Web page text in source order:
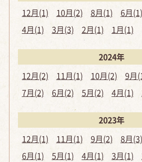
12月(1)
10月(2) 8月(1) 6月(1)
4月(1)
3月(3) 2月(1) 1月(1)
2024年
12月(2)
11月(1) 10月(2) 9月
7月(2)
6月(2) 5月(2) 4月(1)
2023年
12月(1)
11月(1) 9月(2) 8月(3)
6月(1)
5月(1) 4月(1) 3月(1)